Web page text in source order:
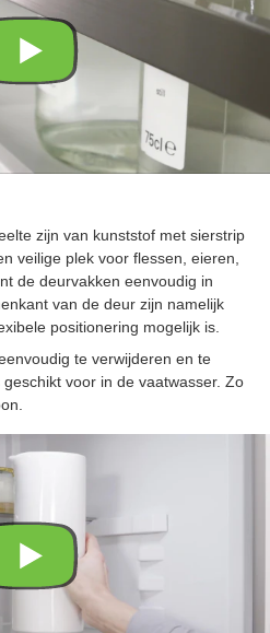
zijn van kunststof met sierstrip
veilige plek voor flessen, eieren,
de deurvakken eenvoudig in
van de deur zijn namelijk
positionering mogelijk is.
te verwijderen en te
voor in de vaatwasser. Zo